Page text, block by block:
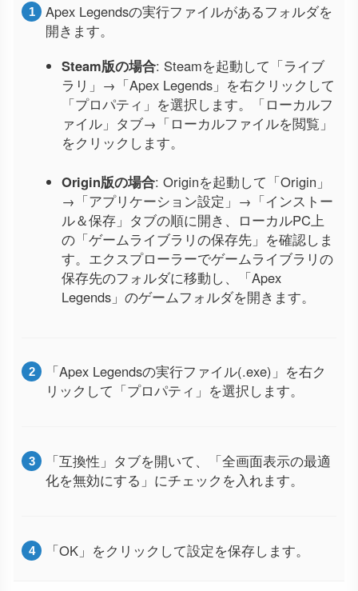
Apex Legendsの実行ファイルがあるフォルダを
開きます。
Steam版の場合: Steamを起動して「ライブ
ラリ」→「Apex Legends」を右クリックして
「プロパティ」を選択します。「ローカルフ
ァイル」タブ→「ローカルファイルを閲覧」
をクリックします。
Origin版の場合: Originを起動して「Origin」
→「アプリケーション設定」→「インストー
ル＆保存」タブの順に開き、ローカルPC上
の「ゲームライブラリの保存先」を確認しま
す。エクスプローラーでゲームライブラリの
保存先のフォルダに移動し、「Apex
Legends」のゲームフォルダを開きます。
「Apex Legendsの実行ファイル(.exe)」を右ク
リックして「プロパティ」を選択します。
「互換性」タブを開いて、「全画面表示の最適
化を無効にする」にチェックを入れます。
「OK」をクリックして設定を保存します。